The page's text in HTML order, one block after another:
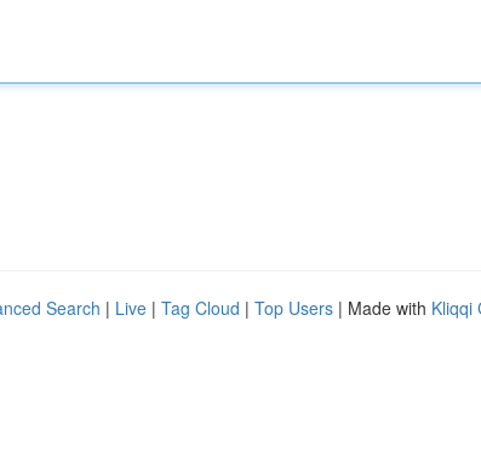
Search | Live | Tag Cloud | Top Users | Made with Kliqqi